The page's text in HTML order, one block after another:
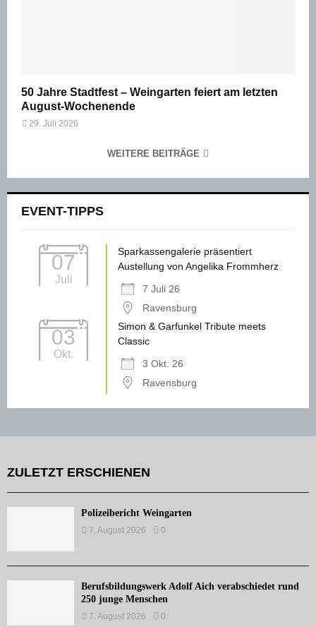
50 Jahre Stadtfest – Weingarten feiert am letzten
August-Wochenende
29. Juli 2026
WEITERE BEITRÄGE
EVENT-TIPPS
07
Juli
Sparkassengalerie präsentiert
Austellung von Angelika Frommherz
7 Juli 26
Ravensburg
03
Okt.
Simon & Garfunkel Tribute meets
Classic
3 Okt. 26
Ravensburg
ZULETZT ERSCHIENEN
Polizeibericht Weingarten
7. August 2026 0
Berufsbildungswerk Adolf Aich verabschiedet rund
250 junge Menschen
7. August 2026 0